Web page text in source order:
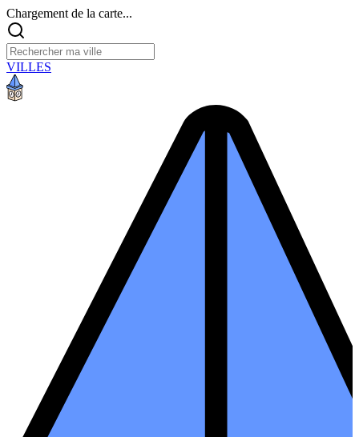
Chargement de la carte...
VILLES